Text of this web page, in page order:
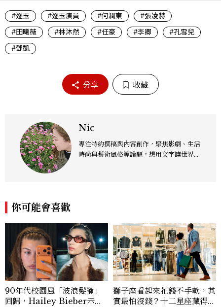
#逐玉 #逐玉演員 #何潤東
#張凌赫
#田曦薇
#林沐然 #任豪 #李卿
#孔雪兒
#鄧凱
分享 收藏
Nic
專注特約撰稿與內容創作，聚焦影劇、生活
時尚與藝術風格等議題，想用文字讓世界溫
你可能會喜歡
90年代校園風「波浪髮箍」
回歸，Hailey Bieber示範
獅子座看起來花錢不手軟，其
實最怕沒錢？十二星座藏得最